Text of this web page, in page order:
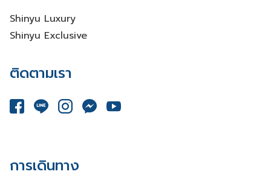
Shinyu Luxury
Shinyu Exclusive
ติดตามเรา
การเดินทาง